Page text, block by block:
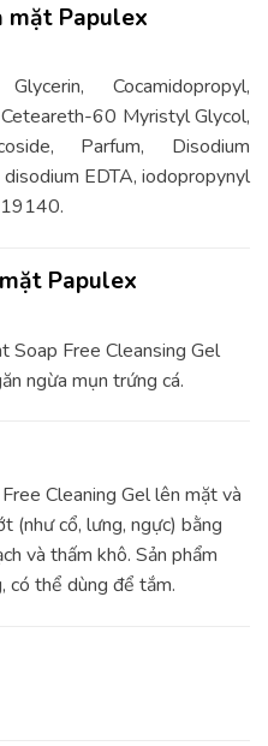
mặt Papulex
Cocamidopropyl,
60 Myristyl Glycol,
Parfum, Disodium
EDTA, iodopropynyl
Papulex
Soap Free Cleansing Gel
ngừa mụn trứng cá.
Cleaning Gel lên mặt và
(như cổ, lưng, ngực) bằng
và thấm khô. Sản phẩm
có thể dùng để tắm.